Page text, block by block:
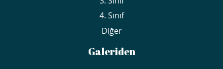
4. Sınıf
Diğer
Galeriden